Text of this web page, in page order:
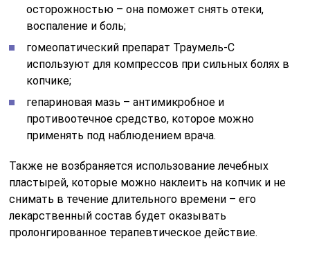
осторожностью – она поможет снять отеки,
воспаление и боль;
гомеопатический препарат Траумель-С
используют для компрессов при сильных болях в
копчике;
гепариновая мазь – антимикробное и
противоотечное средство, которое можно
применять под наблюдением врача.
Также не возбраняется использование лечебных
пластырей, которые можно наклеить на копчик и не
снимать в течение длительного времени – его
лекарственный состав будет оказывать
пролонгированное терапевтическое действие.